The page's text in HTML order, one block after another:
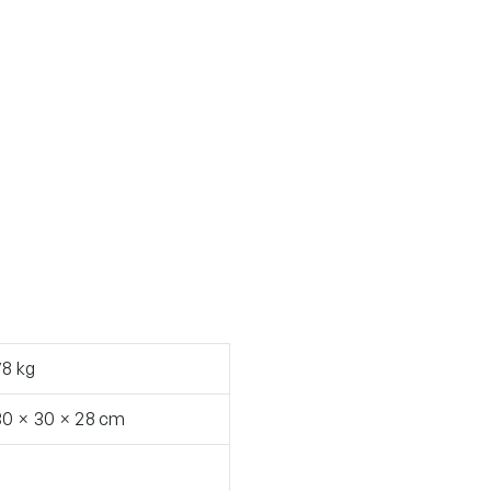
kg
× 30 × 28 cm